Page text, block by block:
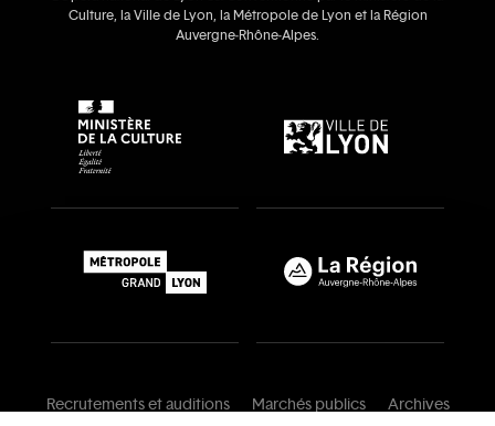
Culture, la Ville de Lyon, la Métropole de Lyon et la Région
Auvergne‑Rhône‑Alpes.
Recrutements et auditions Marchés publics Archives